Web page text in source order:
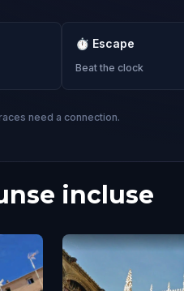
⏱ Escape
Beat the clock
need a connection.
incluse